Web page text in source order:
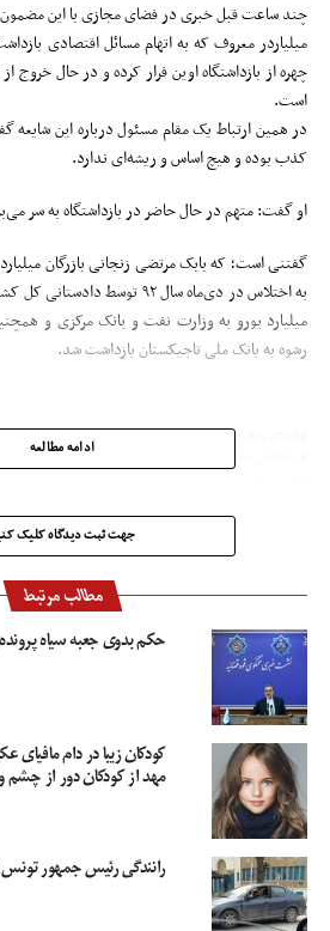
چند ساعت قبل خبری در فضای مجازی با این مضمون
میلیاردر معروف که به اتهام مسائل اقتصادی
چهره از بازداشتگاه اوین فرار کرده و در حال خروج
است.
در همین ارتباط یک مقام مسئول درباره این
کذب بوده و هیچ اساس و ریشه‌ای ندارد.
او گفت: متهم در حال حاضر در بازداشتگاه به سر
گفتنی است؛ که بابک مرتضی زنجانی بازرگان
به اختلاس در دی‌ماه سال ۹۲
میلیارد یورو به وزارت نفت و بانک مرکزی و
رشوه به بانک ملی تاجیکستان بازداشت شد.
املاک بابک زنجانی بدهی بابک زنجانی
دارایی های بابک زنجانی
جهت ثبت دیدگاه کلیک
ادامه مطالعه
مطالب مرتبط
حکم بدوی جعبه سیاه
کودکان زیبا در دام مافیای
مهد از کودکان دور از چشم
رانندگی رئیس جمهور تونس